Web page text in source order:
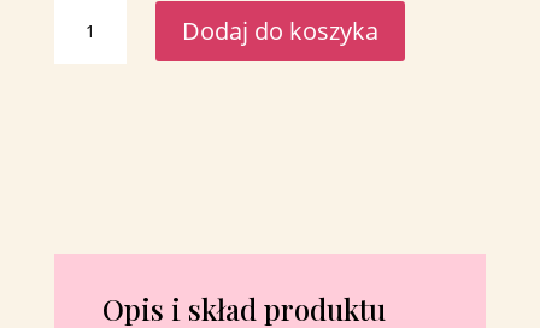
Migdały
w
Dodaj do koszyka
Opis i skład produktu